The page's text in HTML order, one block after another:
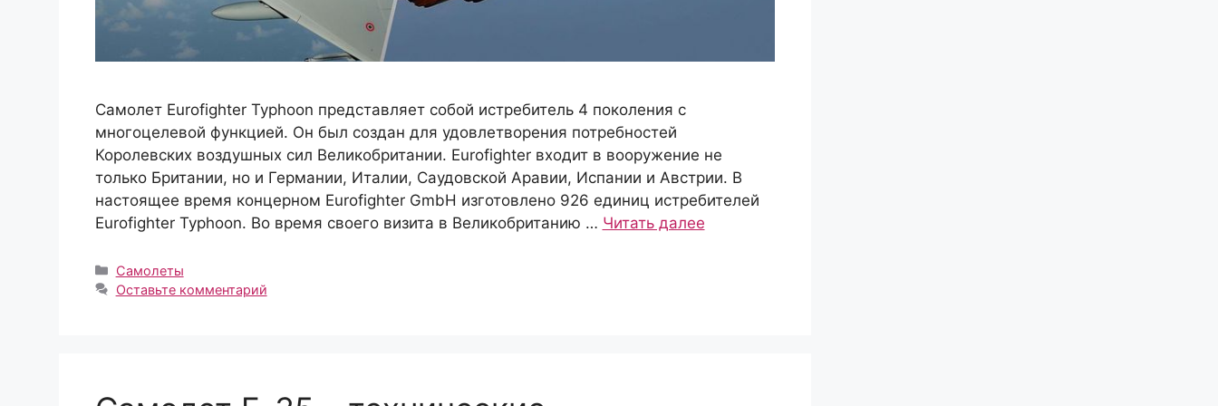
Самолет Eurofighter Typhoon представляет собой истребитель 4 поколения с
многоцелевой функцией. Он был создан для удовлетворения потребностей
Королевских воздушных сил Великобритании. Eurofighter входит в вооружение не
только Британии, но и Германии, Италии, Саудовской Аравии, Испании и Австрии. В
настоящее время концерном Eurofighter GmbH изготовлено 926 единиц истребителей
Eurofighter Typhoon. Во время своего визита в Великобританию … Читать далее
Рубрики
Самолеты
Оставьте комментарий